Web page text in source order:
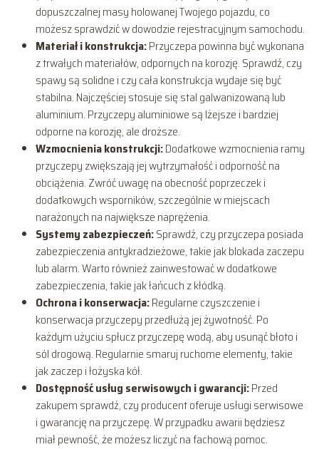
dopuszczalnej masy holowanej Twojego pojazdu, co
możesz sprawdzić w dowodzie rejestracyjnym samochodu.
Materiał i konstrukcja:Przyczepa powinna być wykonana
z trwałych materiałów, odpornych na korozję. Sprawdź, czy
spawy są solidne i czy cała konstrukcja wydaje się być
stabilna. Najczęściej stosuje się stal galwanizowaną lub
aluminium. Przyczepy aluminiowe są lżejsze i bardziej
odporne na korozję, ale droższe.
Wzmocnienia konstrukcji:Dodatkowe wzmocnienia ramy
przyczepy zwiększają jej wytrzymałość i odporność na
obciążenia. Zwróć uwagę na obecność poprzeczek i
dodatkowych wsporników, szczególnie w miejscach
narażonych na największe naprężenia.
Systemy zabezpieczeń:Sprawdź, czy przyczepa posiada
zabezpieczenia antykradzieżowe, takie jak blokada zaczepu
lub alarm. Warto również zainwestować w dodatkowe
zabezpieczenia, takie jak łańcuch z kłódką.
Ochrona i konserwacja:Regularne czyszczenie i
konserwacja przyczepy przedłużą jej żywotność. Po
każdym użyciu spłucz przyczepę wodą, aby usunąć błoto i
sól drogową. Regularnie smaruj ruchome elementy, takie
jak zaczep i łożyska kół.
Dostępność usług serwisowych i gwarancji:Przed
zakupem sprawdź, czy producent oferuje usługi serwisowe
i gwarancję na przyczepę. W przypadku awarii będziesz
miał pewność, że możesz liczyć na fachową pomoc.